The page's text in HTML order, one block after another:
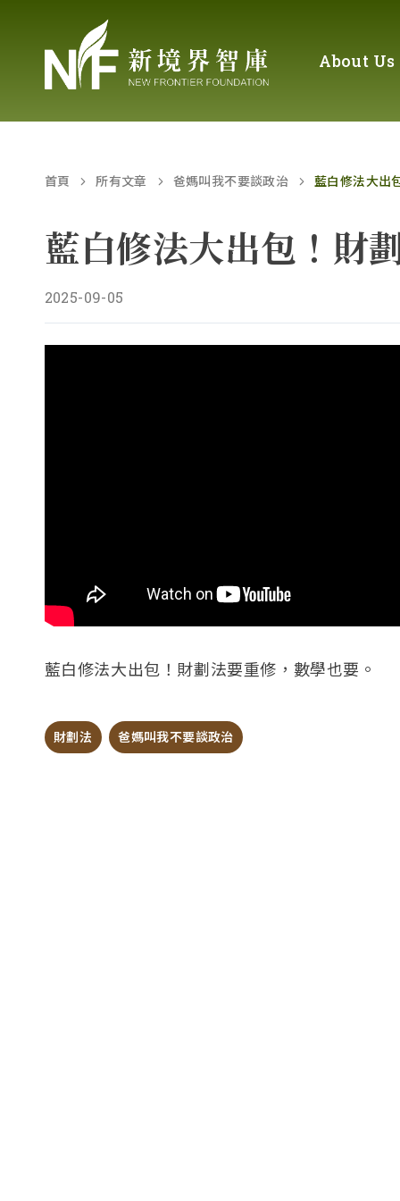
About Us
首頁 所有文章 爸媽叫我不要談政治 藍白修法大出
藍白修法大出包！財
2025-09-05
藍白修法大出包！財劃法要重修，數學也要。
財劃法 爸媽叫我不要談政治